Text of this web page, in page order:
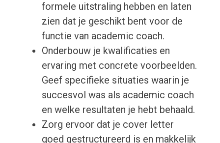
formele uitstraling hebben en laten
zien dat je geschikt bent voor de
functie van academic coach.
Onderbouw je kwalificaties en
ervaring met concrete voorbeelden.
Geef specifieke situaties waarin je
succesvol was als academic coach
en welke resultaten je hebt behaald.
Zorg ervoor dat je cover letter
goed gestructureerd is en makkelijk